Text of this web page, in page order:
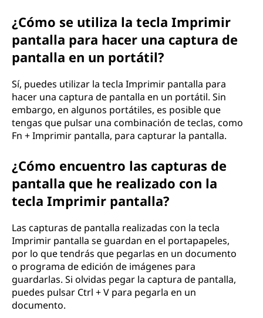
¿Cómo se utiliza la tecla Imprimir
pantalla para hacer una captura de
pantalla en un portátil?
Sí, puedes utilizar la tecla Imprimir pantalla para
hacer una captura de pantalla en un portátil. Sin
embargo, en algunos portátiles, es posible que
tengas que pulsar una combinación de teclas, como
Fn + Imprimir pantalla, para capturar la pantalla.
¿Cómo encuentro las capturas de
pantalla que he realizado con la
tecla Imprimir pantalla?
Las capturas de pantalla realizadas con la tecla
Imprimir pantalla se guardan en el portapapeles,
por lo que tendrás que pegarlas en un documento
o programa de edición de imágenes para
guardarlas. Si olvidas pegar la captura de pantalla,
puedes pulsar Ctrl + V para pegarla en un
documento.